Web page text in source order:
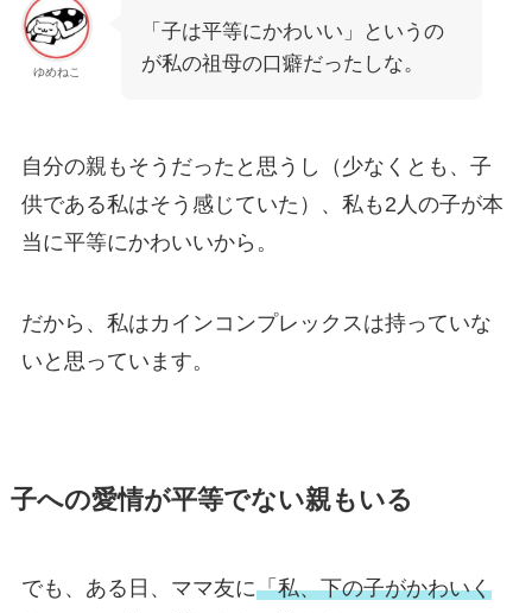
ゆめねこ
「子は平等にかわいい」というの
が私の祖母の口癖だったしな。
自分の親もそうだったと思うし（少なくとも、子
供である私はそう感じていた）、私も2人の子が本
当に平等にかわいいから。
だから、私はカインコンプレックスは持っていな
いと思っています。
子への愛情が平等でない親もいる
でも、ある日、ママ友に「私、下の子がかわいく